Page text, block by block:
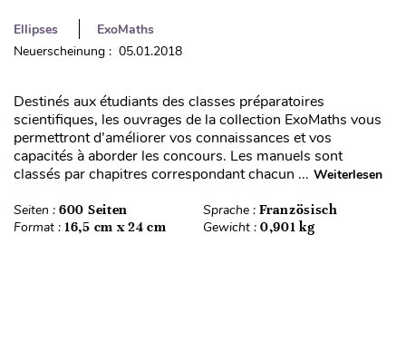
Ellipses
ExoMaths
Neuerscheinung : 05.01.2018
Destinés aux étudiants des classes préparatoires
scientifiques, les ouvrages de la collection ExoMaths vous
permettront d’améliorer vos connaissances et vos
capacités à aborder les concours. Les manuels sont
classés par chapitres correspondant chacun ... Weiterlesen
Seiten : 600 Seiten Sprache : Französisch
Format : 16,5 cm x 24 cm Gewicht : 0,901 kg